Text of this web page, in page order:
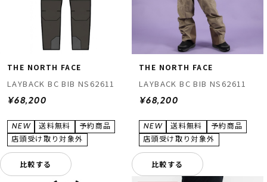
THE NORTH FACE
LAYBACK BC BIB NS62611
¥68,200
比較する
THE NORTH FACE
LAYBACK BC BIB NS62611
¥68,200
比較する